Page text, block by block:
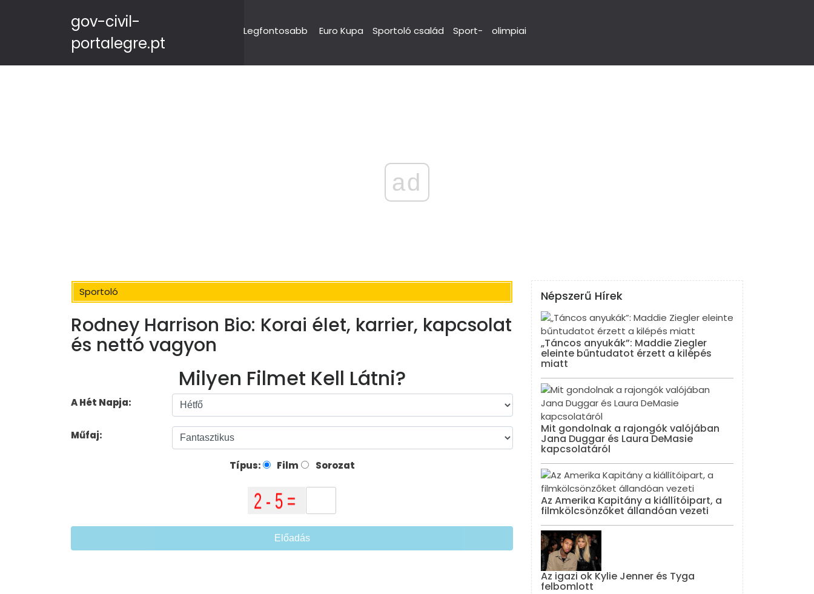
gov-civil-
portalegre.pt
Legfontosabb Euro Kupa Sportoló család Sport- olimpiai
ad
Sportoló
Rodney Harrison Bio: Korai élet, karrier, kapcsolat
és nettó vagyon
Milyen Filmet Kell Látni?
A Hét Napja:
Műfaj:
Típus: Film Sorozat
Előadás
Népszerű Hírek
„Táncos anyukák”: Maddie Ziegler
eleinte bűntudatot érzett a kilépés
miatt
Mit gondolnak a rajongók valójában
Jana Duggar és Laura DeMasie
kapcsolatáról
Az Amerika Kapitány a kiállítóipart, a
filmkölcsönzőket állandóan vezeti
Az igazi ok Kylie Jenner és Tyga
felbomlott